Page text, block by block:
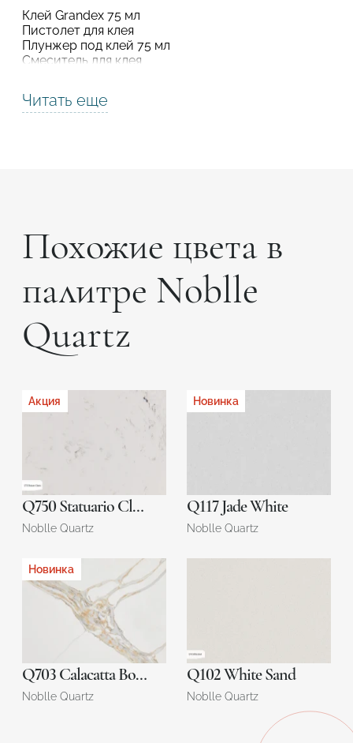
Клей Grandex 75 мл
Пистолет для клея
Плунжер под клей 75 мл
Смеситель для клея
Читать еще
Похожие цвета в
палитре Noblle
Quartz
Акция
Q750 Statuario Classic
Noblle Quartz
Новинка
Q117 Jade White
Noblle Quartz
Новинка
Q703 Calacatta Borghini
Noblle Quartz
Q102 White Sand
Noblle Quartz